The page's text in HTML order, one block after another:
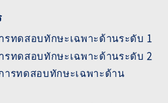
ารทดสอบทักษะเฉพาะด้านระดับ 1
ารทดสอบทักษะเฉพาะด้านระดับ 2
การทดสอบทักษะเฉพาะด้าน